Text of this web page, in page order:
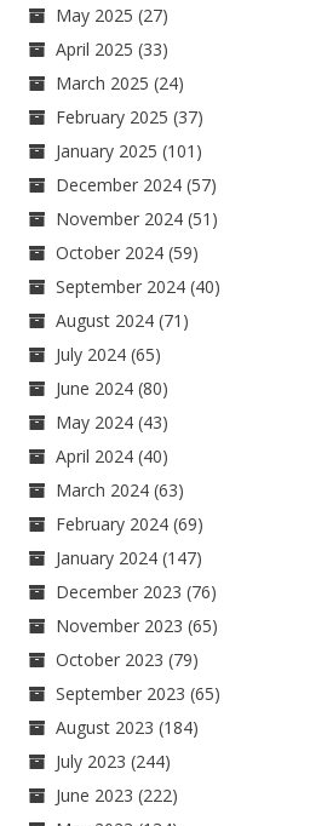
May 2025 (27)
April 2025 (33)
March 2025 (24)
February 2025 (37)
January 2025 (101)
December 2024 (57)
November 2024 (51)
October 2024 (59)
September 2024 (40)
August 2024 (71)
July 2024 (65)
June 2024 (80)
May 2024 (43)
April 2024 (40)
March 2024 (63)
February 2024 (69)
January 2024 (147)
December 2023 (76)
November 2023 (65)
October 2023 (79)
September 2023 (65)
August 2023 (184)
July 2023 (244)
June 2023 (222)